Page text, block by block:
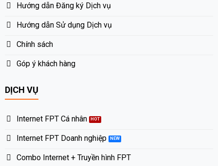
Hướng dẫn Đăng ký Dịch vụ
Hướng dẫn Sử dụng Dịch vụ
Chính sách
Góp ý khách hàng
DỊCH VỤ
Internet FPT Cá nhân
Internet FPT Doanh nghiệp
Combo Internet + Truyền hình FPT